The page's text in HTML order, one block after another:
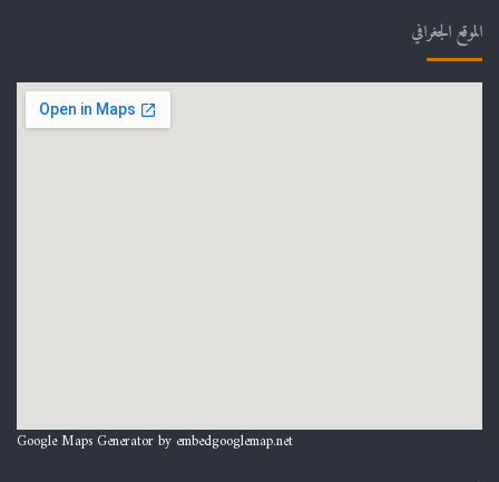
الموقع الجغرافي
Google Maps Generator by embedgooglemap.net